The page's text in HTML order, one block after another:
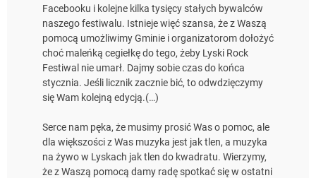
Facebooku i kolejne kilka tysięcy stałych bywalców
naszego festiwalu. Istnieje więć szansa, że z Waszą
pomocą umożliwimy Gminie i organizatorom dołożyć
choć maleńką cegiełkę do tego, żeby Lyski Rock
Festiwal nie umarł. Dajmy sobie czas do końca
stycznia. Jeśli licznik zacznie bić, to odwdzięczymy
się Wam kolejną edycją.(…)
Serce nam pęka, że musimy prosić Was o pomoc, ale
dla większości z Was muzyka jest jak tlen, a muzyka
na żywo w Lyskach jak tlen do kwadratu. Wierzymy,
że z Waszą pomocą damy radę spotkać się w ostatni